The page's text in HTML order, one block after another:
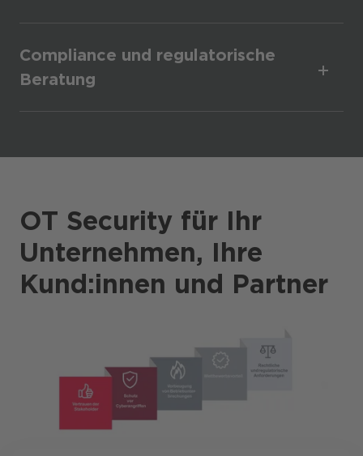
Compliance und regulatorische
Beratung
OT Security für Ihr
Unternehmen, Ihre
Kund:innen und Partner